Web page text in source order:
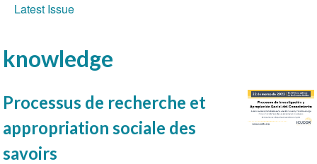
knowledge
Processus de recherche et
appropriation sociale des
savoirs
Latest Issue